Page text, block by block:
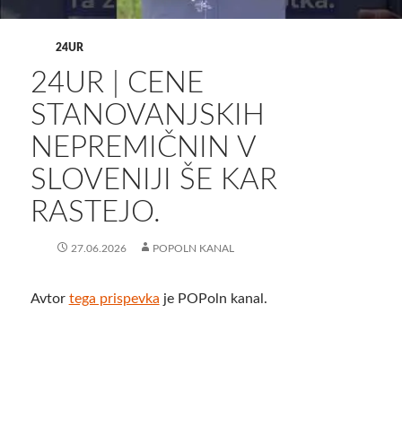
24UR
24UR | CENE
STANOVANJSKIH
NEPREMIČNIN V
SLOVENIJI ŠE KAR
RASTEJO.
27.06.2026 POPOLN KANAL
Avtor tega prispevka je POPoln kanal.